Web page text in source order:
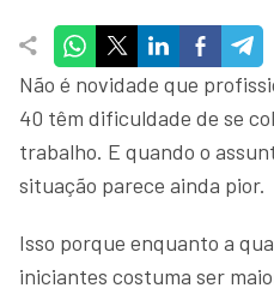
Não é novidade que
40 têm dificuldade de se
trabalho. E quando o
situação parece ainda pior.
Isso porque enquanto a
iniciantes costuma ser